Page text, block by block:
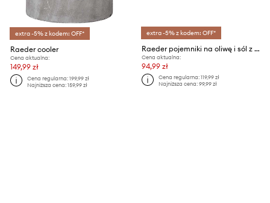
extra -5% z kodem: OFF*
Raeder cooler
Cena aktualna:
149,99 zł
Cena regularna:199,99 zł
Najniższa cena:159,99 zł
extra -5% z kodem: OFF*
Raeder pojemniki na oliwę i sól z podstawką
Cena aktualna:
94,99 zł
Cena regularna:119,99 zł
Najniższa cena:99,99 zł